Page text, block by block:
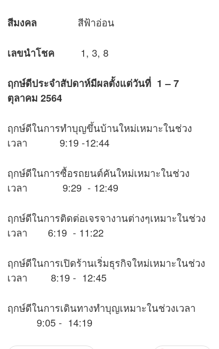
สีมงคล สีฟ้าอ่อน
เลขนำโชค 1, 3, 8
ฤกษ์ดีประจำสัปดาห์มีผลตั้งแต่วันที่ 1 – 7
ตุลาคม 2564
ฤกษ์ดีในการทำบุญขึ้นบ้านใหม่เหมาะในช่วง
เวลา 9:19 -12:44
ฤกษ์ดีในการซื้อรถยนต์คันใหม่เหมาะในช่วง
เวลา 9:29 - 12:49
ฤกษ์ดีในการติดต่อเจรจางานต่างๆเหมาะในช่วง
เวลา 6:19 - 11:22
ฤกษ์ดีในการเปิดร้านเริ่มธุรกิจใหม่เหมาะในช่วง
เวลา 8:19 - 12:45
ฤกษ์ดีในการเดินทางทำบุญเหมาะในช่วงเวลา
9:05 - 14:19